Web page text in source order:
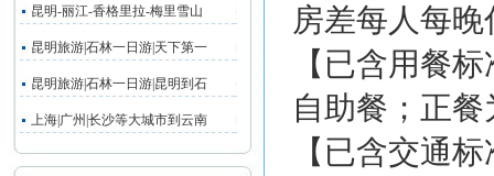
昆明-丽江-香格里拉-梅里雪山
昆明旅游|石林一日游|天下第一
昆明旅游|石林一日游|昆明到石
上海|广州|长沙等大城市到云南
房差每人每
【已含用餐
自助餐；正
【已含交通